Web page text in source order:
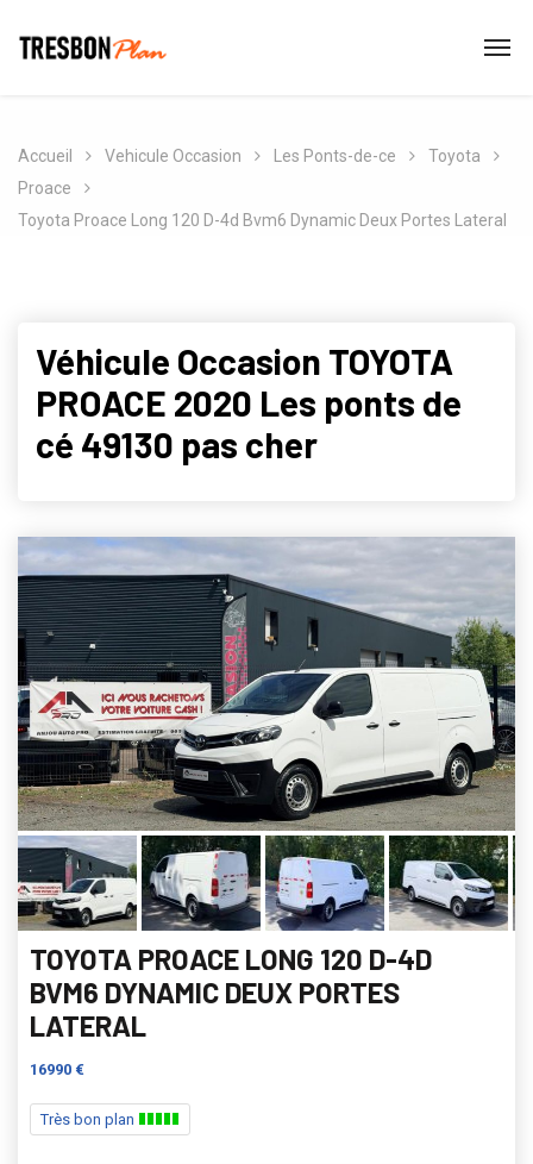
Accueil Vehicule Occasion Les Ponts-de-ce
Toyota
Proace
Toyota Proace Long 120 D-4d Bvm6 Dynamic Deux Portes Lateral
Véhicule Occasion TOYOTA
PROACE 2020 Les ponts de
cé 49130 pas cher
TOYOTA PROACE LONG 120 D-4D
BVM6 DYNAMIC DEUX PORTES
LATERAL
16990 €
Très bon plan